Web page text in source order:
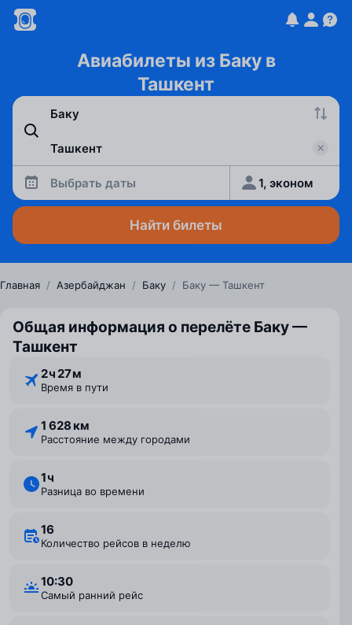
Авиабилеты из Баку в
Ташкент
Выбрать даты 1, эконом
Найти билеты
Главная / Азербайджан / Баку / Баку — Ташкент
Общая информация о перелёте Баку —
Ташкент
2 ⁠ч 27 ⁠м
Время в пути
1 628 км
Расстояние между городами
1 ⁠ч
Разница во времени
16
Количество рейсов в неделю
10:30
Самый ранний рейс